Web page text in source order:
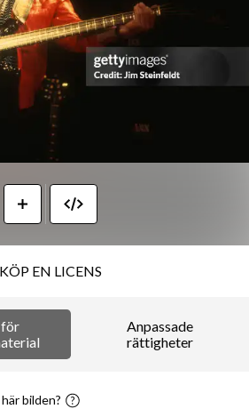
KÖP EN LICENS
Anpassade
rättigheter
bilden?